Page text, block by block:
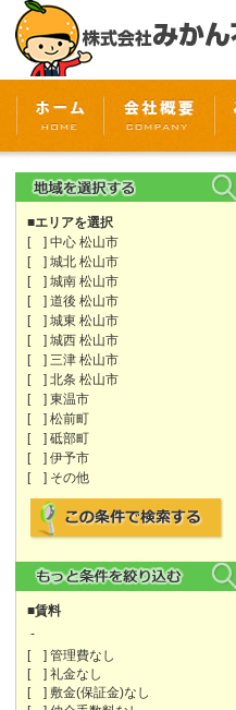
■エリアを選択
[ ] 中心 松山市
[ ] 城北 松山市
[ ] 城南 松山市
[ ] 道後 松山市
[ ] 城東 松山市
[ ] 城西 松山市
[ ] 三津 松山市
[ ] 北条 松山市
[ ] 東温市
[ ] 松前町
[ ] 砥部町
[ ] 伊予市
[ ] その他
■賃料
-
[ ] 管理費なし
[ ] 礼金なし
[ ] 敷金(保証金)なし